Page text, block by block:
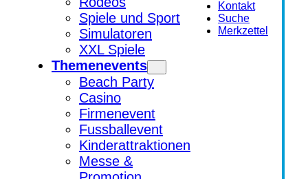
Spiele und Sport
Simulatoren
XXL Spiele
Themenevents
Beach Party
Casino
Firmenevent
Fussballevent
Kinderattraktionen
Messe &
Kontakt
Suche
Merkzettel